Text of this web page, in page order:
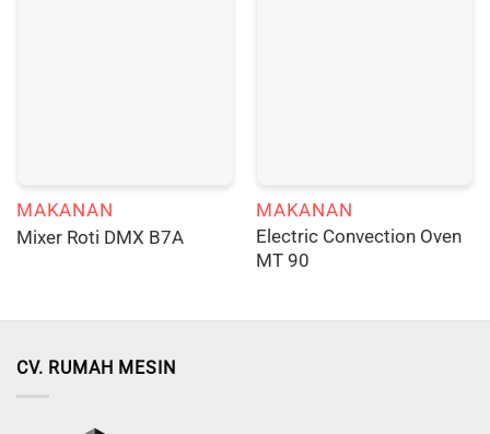
MAKANAN
Mixer Roti DMX B7A
MAKANAN
Electric Convection Oven
MT 90
CV. RUMAH MESIN